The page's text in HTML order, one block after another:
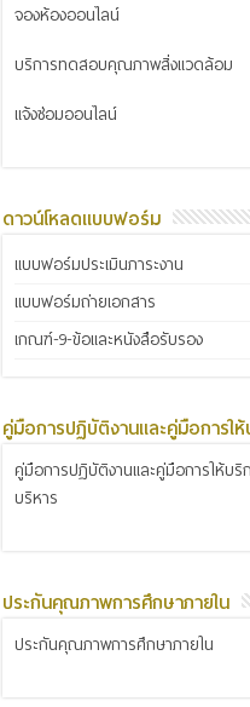
จองห้องออนไลน์
บริการทดสอบคุณภาพสิ่งแวดล้อม
แจ้งซ่อมออนไลน์
ดาวน์โหลดแบบฟอร์ม
แบบฟอร์มประเมินภาระงาน
แบบฟอร์มถ่ายเอกสาร
เกณฑ์-9-ข้อและหนังสือรับรอง
คู่มือการปฏิบัติงานและคู่มือการให้
คู่มือการปฏิบัติงานและคู่มือการให้บ
บริหาร
ประกันคุณภาพการศึกษาภายใน
ประกันคุณภาพการศึกษาภายใน